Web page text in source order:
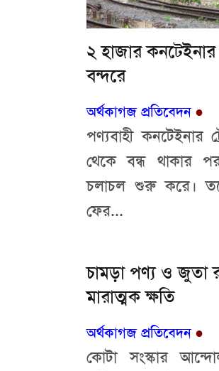
২ হাজার কনটেইনার
বন্দরে
অর্থকাগজ প্রতিবেদন ●
পণ্যবাহী
থেকে বন্ধ থাকার
চলাচল শুরু করে।
ফের...
চামড়া পণ্য ও জুতা
মারাত্মক ক্ষতি
অর্থকাগজ প্রতিবেদন ●
কোটা সংস্কার